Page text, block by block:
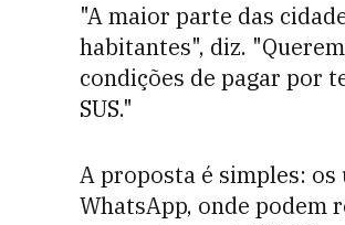
"A maior parte das
habitantes", diz.
condições de pagar por
SUS."
A proposta é simples:
WhatsApp, onde podem